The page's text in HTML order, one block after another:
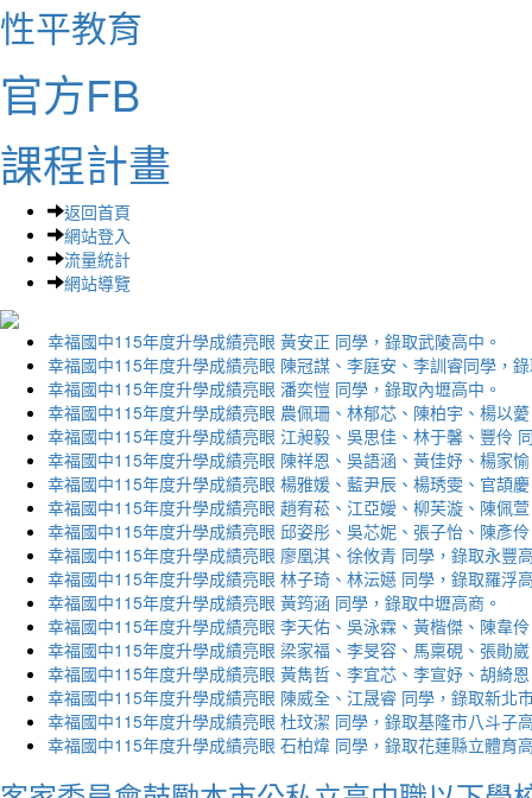
性平教育
官方FB
課程計畫
返回首頁
網站登入
流量統計
網站導覽
幸福國中115年度升學成績亮眼 黃安正 同學，錄取武陵高中。
幸福國中115年度升學成績亮眼 陳冠謀、李庭安、李訓睿同學，
幸福國中115年度升學成績亮眼 潘奕愷 同學，錄取內壢高中。
幸福國中115年度升學成績亮眼 農佩珊、林郁芯、陳柏宇、楊以
幸福國中115年度升學成績亮眼 江昶毅、吳思佳、林于馨、豐伶
幸福國中115年度升學成績亮眼 陳祥恩、吳語涵、黃佳妤、楊家
幸福國中115年度升學成績亮眼 楊雅媛、藍尹辰、楊琇雯、官頡
幸福國中115年度升學成績亮眼 趙宥菘、江亞嬡、柳芙漩、陳佩
幸福國中115年度升學成績亮眼 邱姿彤、吳芯妮、張子怡、陳彥
幸福國中115年度升學成績亮眼 廖凰淇、徐攸青 同學，錄取永豐
幸福國中115年度升學成績亮眼 林子琦、林沄嬨 同學，錄取羅浮
幸福國中115年度升學成績亮眼 黃筠涵 同學，錄取中壢高商。
幸福國中115年度升學成績亮眼 李天佑、吳泳霖、黃楷傑、陳韋
幸福國中115年度升學成績亮眼 梁家福、李旻容、馬稟硯、張勛
幸福國中115年度升學成績亮眼 黃雋哲、李宜芯、李宣妤、胡綺
幸福國中115年度升學成績亮眼 陳威全、江晟睿 同學，錄取新北
幸福國中115年度升學成績亮眼 杜玟潔 同學，錄取基隆市八斗子
幸福國中115年度升學成績亮眼 石柏煒 同學，錄取花蓮縣立體育